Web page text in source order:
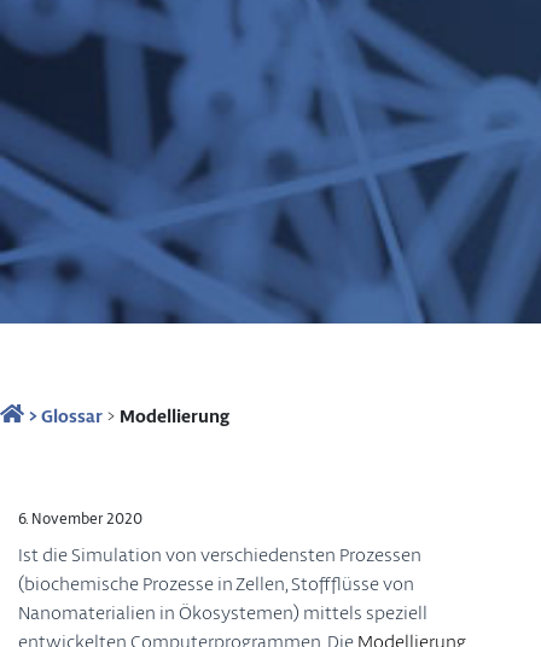
>Glossar> Modellierung
6. November 2020
Ist die Simulation von verschiedensten Prozessen
(biochemische Prozesse in Zellen, Stoffflüsse von
Nanomaterialien in Ökosystemen) mittels speziell
entwickelten Computerprogrammen. DieModellierung